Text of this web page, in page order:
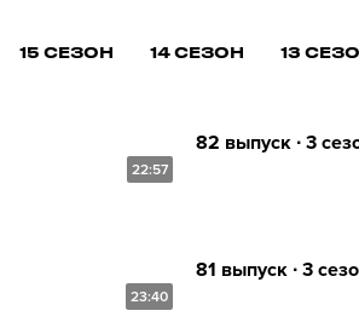
15 СЕЗОН 14 СЕЗОН 13
22:57
82 выпуск ∙ 3
23:40
81 выпуск ∙ 3